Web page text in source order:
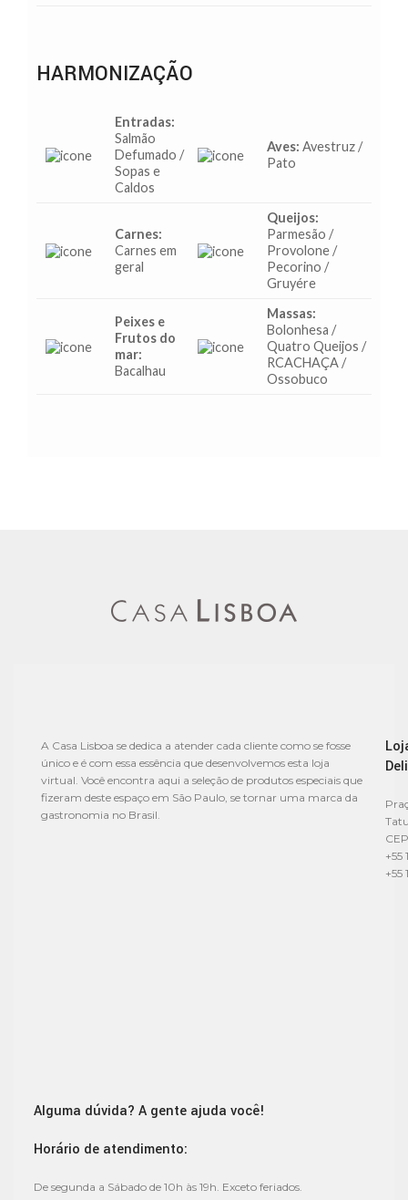
HARMONIZAÇÃO
Entradas:
Salmão
Defumado /
Sopas e
Caldos
Aves: Avestruz /
Pato
Carnes:
Carnes em
geral
Queijos:
Parmesão /
Provolone /
Pecorino /
Gruyére
Peixes e
Frutos do
mar:
Bacalhau
Massas:
Bolonhesa /
Quatro Queijos /
RCACHAÇA /
Ossobuco
A Casa Lisboa se dedica a atender cada cliente como se fosse
único e é com essa essência que desenvolvemos esta loja
virtual. Você encontra aqui a seleção de produtos especiais que
fizeram deste espaço em São Paulo, se tornar uma marca da
gastronomia no Brasil.
+55
+55
Alguma dúvida? A gente ajuda você!
Horário de atendimento:
De segunda a Sábado de 10h às 19h. Exceto feriados.